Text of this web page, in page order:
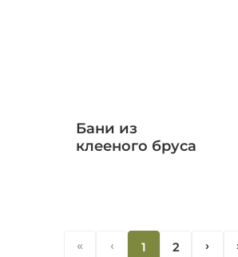
Бани из
клееного бруса
« ‹ 1 2 ‹